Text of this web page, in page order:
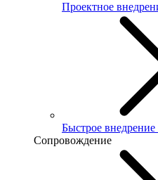
Проектное
Быстрое
Сопровождение